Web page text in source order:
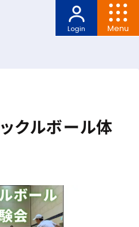
Menu
Login
クルボール体